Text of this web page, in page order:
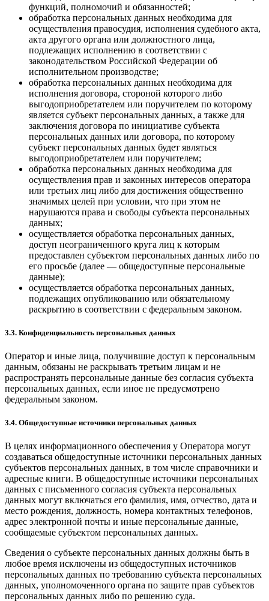
функций, полномочий и обязанностей;
обработка персональных данных необходима для
осуществления правосудия, исполнения судебного акта,
акта другого органа или должностного лица,
подлежащих исполнению в соответствии с
законодательством Российской Федерации об
исполнительном производстве;
обработка персональных данных необходима для
исполнения договора, стороной которого либо
выгодоприобретателем или поручителем по которому
является субъект персональных данных, а также для
заключения договора по инициативе субъекта
персональных данных или договора, по которому
субъект персональных данных будет являться
выгодоприобретателем или поручителем;
обработка персональных данных необходима для
осуществления прав и законных интересов оператора
или третьих лиц либо для достижения общественно
значимых целей при условии, что при этом не
нарушаются права и свободы субъекта персональных
данных;
осуществляется обработка персональных данных,
доступ неограниченного круга лиц к которым
предоставлен субъектом персональных данных либо по
его просьбе (далее — общедоступные персональные
данные);
осуществляется обработка персональных данных,
подлежащих опубликованию или обязательному
раскрытию в соответствии с федеральным законом.
3.3. Конфиденциальность персональных данных
Оператор и иные лица, получившие доступ к персональным
данным, обязаны не раскрывать третьим лицам и не
распространять персональные данные без согласия субъекта
персональных данных, если иное не предусмотрено
федеральным законом.
3.4. Общедоступные источники персональных данных
В целях информационного обеспечения у Оператора могут
создаваться общедоступные источники персональных данных
субъектов персональных данных, в том числе справочники и
адресные книги. В общедоступные источники персональных
данных с письменного согласия субъекта персональных
данных могут включаться его фамилия, имя, отчество, дата и
место рождения, должность, номера контактных телефонов,
адрес электронной почты и иные персональные данные,
сообщаемые субъектом персональных данных.
Сведения о субъекте персональных данных должны быть в
любое время исключены из общедоступных источников
персональных данных по требованию субъекта персональных
данных, уполномоченного органа по защите прав субъектов
персональных данных либо по решению суда.